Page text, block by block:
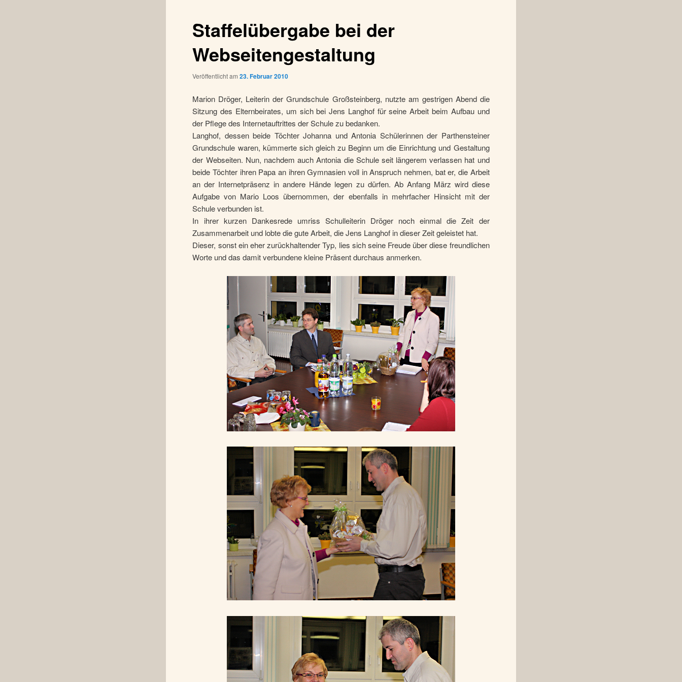
Staffelübergabe bei der
Webseitengestaltung
Veröffentlicht am23. Februar 2010
Marion Dröger, Leiterin der Grundschule Großsteinberg, nutzte am gestrigen Abend die
Sitzung des Elternbeirates, um sich bei Jens Langhof für seine Arbeit beim Aufbau und
der Pflege des Internetauftrittes der Schule zu bedanken.
Langhof, dessen beide Töchter Johanna und Antonia Schülerinnen der Parthensteiner
Grundschule waren, kümmerte sich gleich zu Beginn um die Einrichtung und Gestaltung
der Webseiten. Nun, nachdem auch Antonia die Schule seit längerem verlassen hat und
beide Töchter ihren Papa an ihren Gymnasien voll in Anspruch nehmen, bat er, die Arbeit
an der Internetpräsenz in andere Hände legen zu dürfen. Ab Anfang März wird diese
Aufgabe von Mario Loos übernommen, der ebenfalls in mehrfacher Hinsicht mit der
Schule verbunden ist.
In ihrer kurzen Dankesrede umriss Schulleiterin Dröger noch einmal die Zeit der
Zusammenarbeit und lobte die gute Arbeit, die Jens Langhof in dieser Zeit geleistet hat.
Dieser, sonst ein eher zurückhaltender Typ, lies sich seine Freude über diese freundlichen
Worte und das damit verbundene kleine Präsent durchaus anmerken.